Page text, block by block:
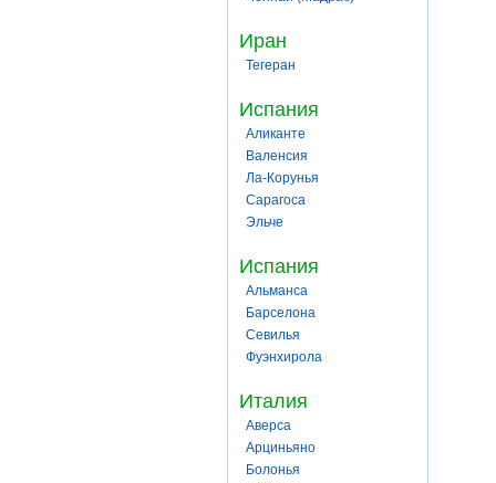
Иран
Тегеран
Испания
Аликанте
Валенсия
Ла-Корунья
Сарагоса
Эльче
Испания
Альманса
Барселона
Севилья
Фуэнхирола
Италия
Аверса
Арциньяно
Болонья